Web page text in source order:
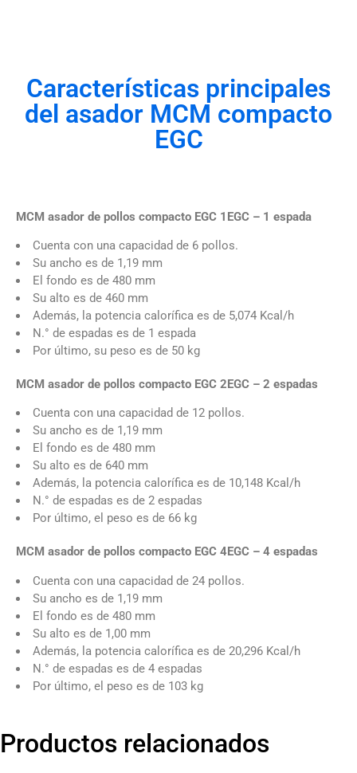
Características principales
del asador MCM compacto
EGC
MCM asador de pollos compacto EGC 1EGC – 1 espada
Cuenta con una capacidad de 6 pollos.
Su ancho es de 1,19 mm
El fondo es de 480 mm
Su alto es de 460 mm
Además, la potencia calorífica es de 5,074 Kcal/h
N.° de espadas es de 1 espada
Por último, su peso es de 50 kg
MCM asador de pollos compacto EGC 2EGC – 2 espadas
Cuenta con una capacidad de 12 pollos.
Su ancho es de 1,19 mm
El fondo es de 480 mm
Su alto es de 640 mm
Además, la potencia calorífica es de 10,148 Kcal/h
N.° de espadas es de 2 espadas
Por último, el peso es de 66 kg
MCM asador de pollos compacto EGC 4EGC – 4 espadas
Cuenta con una capacidad de 24 pollos.
Su ancho es de 1,19 mm
El fondo es de 480 mm
Su alto es de 1,00 mm
Además, la potencia calorífica es de 20,296 Kcal/h
N.° de espadas es de 4 espadas
Por último, el peso es de 103 kg
Productos relacionados